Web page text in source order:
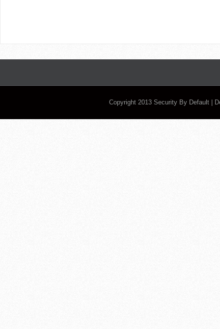
Copyright 2013 Security By Default |